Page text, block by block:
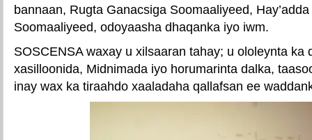
bannaan, Rugta Ganacsiga Soomaaliyeed,
Soomaaliyeed, odoyaasha dhaqanka iyo iwm.
SOSCENSA waxay u xilsaaran tahay; u ololeynta ka
xasilloonida, Midnimada iyo horumarinta dalka,
inay wax ka tiraahdo xaaladaha qallafsan ee